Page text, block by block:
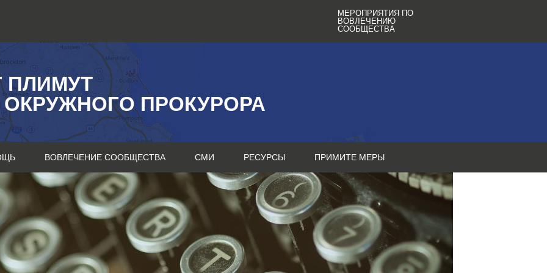
МЕРОПРИЯТИЯ ПО
ВОВЛЕЧЕНИЮ
СООБЩЕСТВА
ПЛИМУТ
ПРОКУРОРА
ВОВЛЕЧЕНИЕ СООБЩЕСТВА СМИ РЕСУРСЫ ПРИМИТЕ МЕРЫ